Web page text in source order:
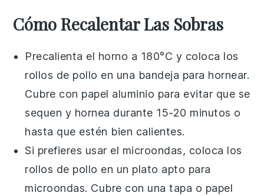
Cómo Recalentar Las Sobras
Precalienta el horno a 180°C y coloca los
rollos de pollo en una bandeja para hornear.
Cubre con papel aluminio para evitar que se
sequen y hornea durante 15-20 minutos o
hasta que estén bien calientes.
Si prefieres usar el microondas, coloca los
rollos de pollo en un plato apto para
microondas. Cubre con una tapa o papel